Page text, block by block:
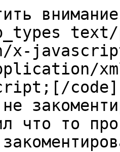
x-
code]
что то